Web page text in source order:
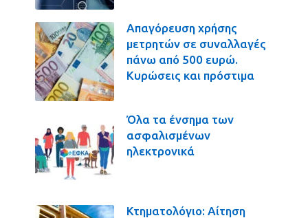
Απαγόρευση χρήσης
μετρητών σε συναλλαγές
πάνω από 500 ευρώ.
Κυρώσεις και πρόστιμα
Όλα τα ένσημα των
ασφαλισμένων
ηλεκτρονικά
Κτηματολόγιο: Αίτηση